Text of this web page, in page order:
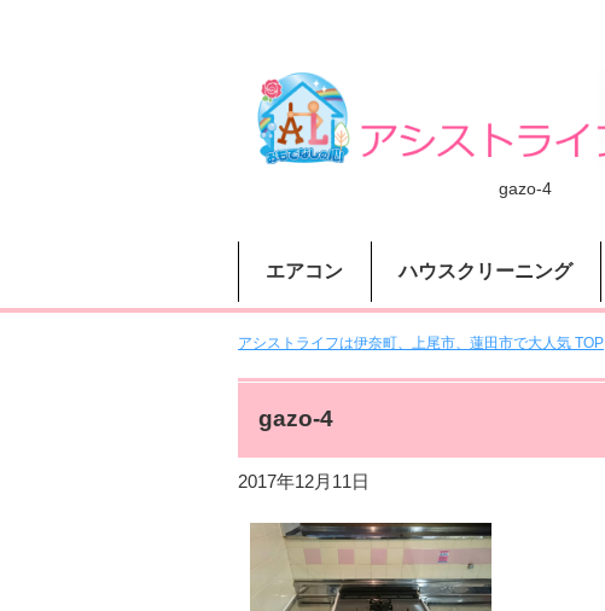
gazo-4
エアコン ハウスクリーニング
アシストライフは伊奈町、上尾市、蓮田市で大人気 TOP
gazo-4
2017年12月11日